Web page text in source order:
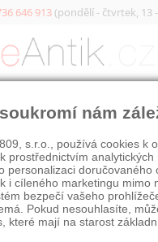
646 913(pondělí - čtvrtek, 13
nám
s.r.o., používá cookies k
prostřednictvím
personalizaci doručovaného
i cíleného marketingu mimo
bezpečí vašeho
Pokud nesouhlasíte,
které mají na starost